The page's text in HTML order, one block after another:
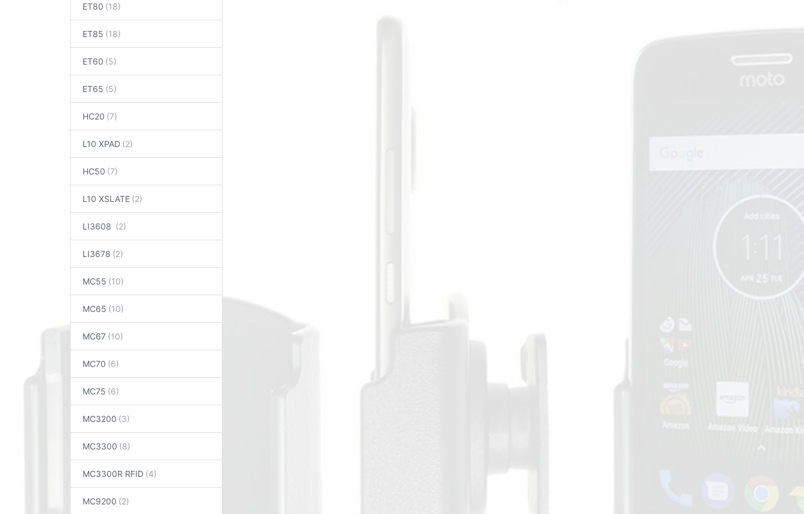
ET80
ET85
ET60
ET65
HC20
L10 XPAD
HC50
L10 XSLATE
LI3608
LI3678
MC55
MC65
MC67
MC70
MC75
MC3200
MC3300
MC3300R RFID
MC9200